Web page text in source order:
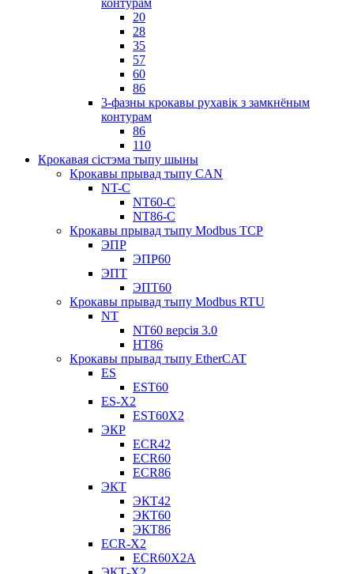
20
28
35
57
60
86
3-фазны крокавы рухавік з замкнёным
контурам
86
110
Крокавая сістэма тыпу шыны
Крокавы прывад тыпу CAN
NT-C
NT60-C
NT86-C
Крокавы прывад тыпу Modbus TCP
ЭПР
ЭПР60
ЭПТ
ЭПТ60
Крокавы прывад тыпу Modbus RTU
NT
NT60 версія 3.0
НТ86
Крокавы прывад тыпу EtherCAT
ES
EST60
ES-X2
EST60X2
ЭКР
ECR42
ECR60
ECR86
ЭКТ
ЭКТ42
ЭКТ60
ЭКТ86
ECR-X2
ECR60X2A